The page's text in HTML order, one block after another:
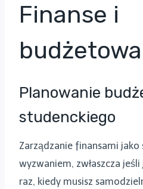
Finanse i
Planowanie
studenckiego
Zarządzanie finansami
wyzwaniem, zwłaszcza
raz, kiedy musisz